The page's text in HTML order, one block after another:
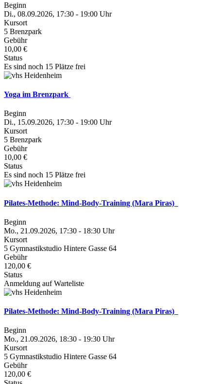
Beginn
Di., 08.09.2026, 17:30 - 19:00 Uhr
Kursort
5 Brenzpark
Gebühr
10,00 €
Status
Es sind noch 15 Plätze frei
Yoga im Brenzpark
Beginn
Di., 15.09.2026, 17:30 - 19:00 Uhr
Kursort
5 Brenzpark
Gebühr
10,00 €
Status
Es sind noch 15 Plätze frei
Pilates-Methode: Mind-Body-Training (Mara Piras)
Beginn
Mo., 21.09.2026, 17:30 - 18:30 Uhr
Kursort
5 Gymnastikstudio Hintere Gasse 64
Gebühr
120,00 €
Status
Anmeldung auf Warteliste
Pilates-Methode: Mind-Body-Training (Mara Piras)
Beginn
Mo., 21.09.2026, 18:30 - 19:30 Uhr
Kursort
5 Gymnastikstudio Hintere Gasse 64
Gebühr
120,00 €